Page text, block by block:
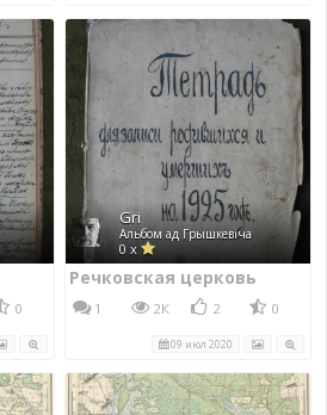
0
Gri
Альбом ад Грышкевіча
0 x
Речковская церковь
1 2К 2 0
09 июл 2020